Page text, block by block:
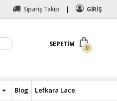
Sipariş Takip GİRİŞ
SEPETIM
0
Blog Lefkara Lace